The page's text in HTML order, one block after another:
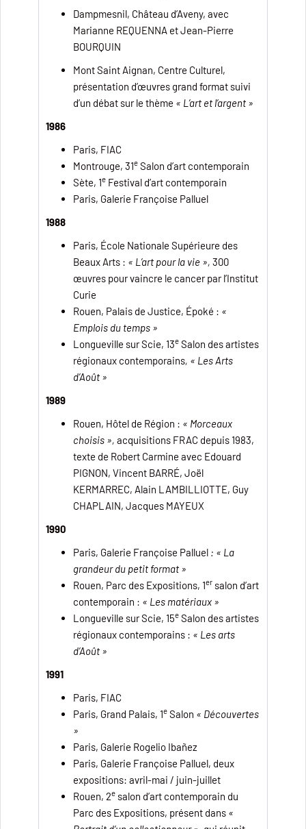
Dampmesnil, Château d’Aveny, avec
Marianne REQUENNA et Jean-Pierre
BOURQUIN
Mont Saint Aignan, Centre Culturel,
présentation d’œuvres grand format suivi
d’un débat sur le thème « L’art et l’argent »
1986
Paris, FIAC
Montrouge, 31e Salon d’art contemporain
Sète, 1e Festival d’art contemporain
Paris, Galerie Françoise Palluel
1988
Paris, École Nationale Supérieure des
Beaux Arts : « L’art pour la vie », 300
œuvres pour vaincre le cancer par l’Institut
Curie
Rouen, Palais de Justice, Époké : «
Emplois du temps »
Longueville sur Scie, 13e Salon des artistes
régionaux contemporains, « Les Arts
d’Août »
1989
Rouen, Hôtel de Région : « Morceaux
choisis », acquisitions FRAC depuis 1983,
texte de Robert Carmine avec Edouard
PIGNON, Vincent BARRÉ, Joël
KERMARREC, Alain LAMBILLIOTTE, Guy
CHAPLAIN, Jacques MAYEUX
1990
Paris, Galerie Françoise Palluel : « La
grandeur du petit format »
Rouen, Parc des Expositions, 1er salon d’art
contemporain : « Les matériaux »
Longueville sur Scie, 15e Salon des artistes
régionaux contemporains : « Les arts
d’Août »
1991
Paris, FIAC
Paris, Grand Palais, 1e Salon « Découvertes
»
Paris, Galerie Rogelio Ibañez
Paris, Galerie Françoise Palluel, deux
expositions: avril-mai / juin-juillet
Rouen, 2e salon d’art contemporain du
Parc des Expositions, présent dans «